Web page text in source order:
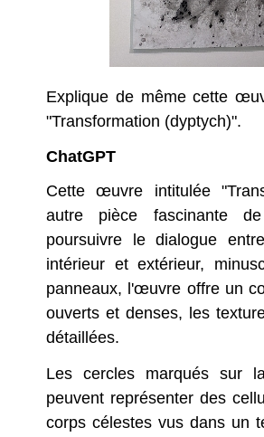
Explique de même cette
"Transformation (dyptych)".
ChatGPT
Cette œuvre intitulée
autre pièce fascinante
poursuivre le dialogue
intérieur et extérieur,
panneaux, l'œuvre offre un
ouverts et denses, les
détaillées.
Les cercles marqués sur
peuvent représenter des
corps célestes vus dans un